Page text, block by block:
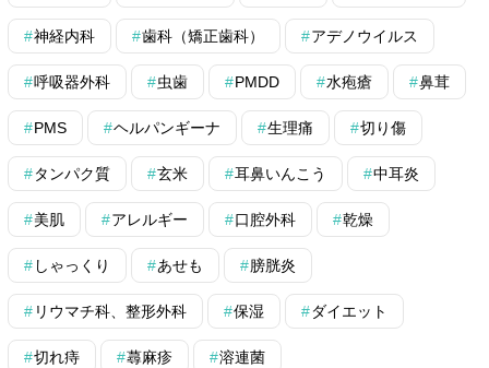
神経内科 歯科（矯正歯科） アデノウイルス
呼吸器外科 虫歯 PMDD 水疱瘡 鼻茸
PMS ヘルパンギーナ 生理痛 切り傷
タンパク質 玄米 耳鼻いんこう 中耳炎
美肌 アレルギー 口腔外科 乾燥
しゃっくり あせも 膀胱炎
リウマチ科、整形外科 保湿 ダイエット
切れ痔 蕁麻疹 溶連菌